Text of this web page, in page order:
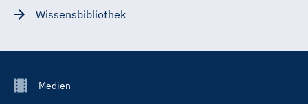
Wissensbibliothek
FooterMedien